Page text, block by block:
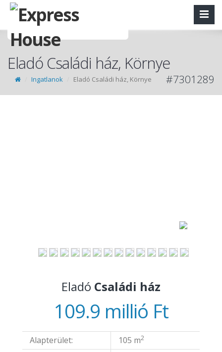
Eladó Családi ház, Környe
Ingatlanok Eladó Családi ház, Környe #7301289
Eladó Családi ház
109.9 millió Ft
Alapterület: 105 m2